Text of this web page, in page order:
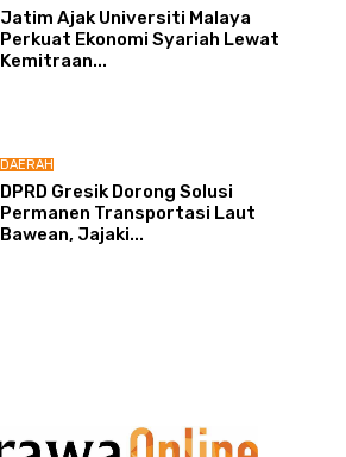
Jatim Ajak Universiti Malaya
Perkuat Ekonomi Syariah Lewat
Kemitraan...
DAERAH
DPRD Gresik Dorong Solusi
Permanen Transportasi Laut
Bawean, Jajaki...